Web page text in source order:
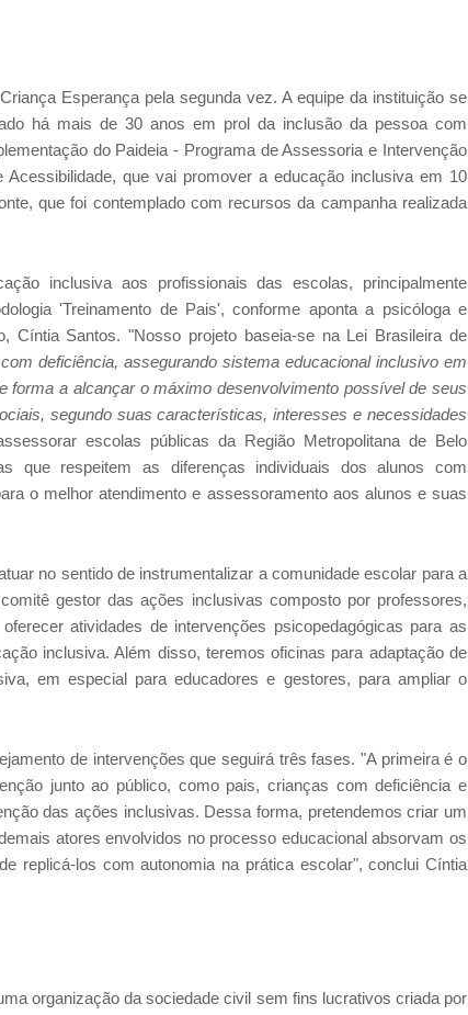
Esperança pela segunda vez. A equipe da instituição se
há mais de 30 anos em prol da inclusão da pessoa com
do Paideia - Programa de Assessoria e Intervenção
que vai promover a educação inclusiva em 10
que foi contemplado com recursos da campanha realizada
inclusiva aos profissionais das escolas, principalmente
'Treinamento de Pais', conforme aponta a psicóloga e
Cíntia Santos. "Nosso projeto baseia-se na Lei Brasileira de
deficiência, assegurando sistema educacional inclusivo em
forma a alcançar o máximo desenvolvimento possível de seus
segundo suas características, interesses e necessidades
escolas públicas da Região Metropolitana de Belo
que respeitem as diferenças individuais dos alunos com
o melhor atendimento e assessoramento aos alunos e suas
no sentido de instrumentalizar a comunidade escolar para a
gestor das ações inclusivas composto por professores,
atividades de intervenções psicopedagógicas para as
inclusiva. Além disso, teremos oficinas para adaptação de
em especial para educadores e gestores, para ampliar o
de intervenções que seguirá três fases. "A primeira é o
junto ao público, como pais, crianças com deficiência e
das ações inclusivas. Dessa forma, pretendemos criar um
atores envolvidos no processo educacional absorvam os
replicá-los com autonomia na prática escolar", conclui Cíntia
organização da sociedade civil sem fins lucrativos criada por